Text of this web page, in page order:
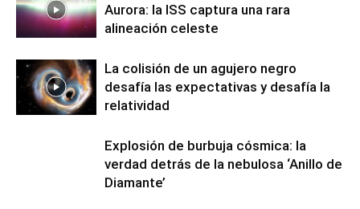
Aurora: la ISS captura una rara
alineación celeste
La colisión de un agujero negro
desafía las expectativas y desafía la
relatividad
Explosión de burbuja cósmica: la
verdad detrás de la nebulosa ‘Anillo de
Diamante’